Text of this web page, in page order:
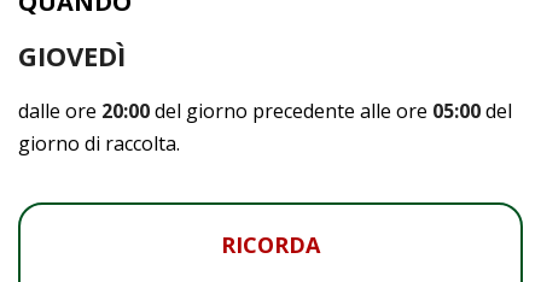
GIOVEDÌ
dalle ore 20:00del giorno precedente alle ore 05:00del
giorno di raccolta.
RICORDA